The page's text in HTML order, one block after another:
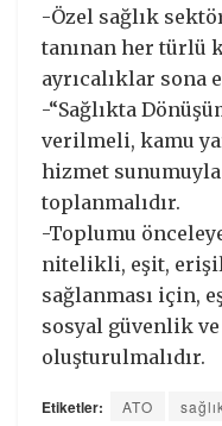
-Özel sağlık
tanınan her türlü
ayrıcalıklar
-“Sağlıkta
verilmeli, kamu
hizmet
toplanmalıdır.
-Toplumu
nitelikli, eşit,
sağlanması için,
sosyal güvenlik
oluşturulmalıdır.
Etiketler: ATO